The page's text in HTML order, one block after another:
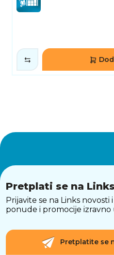
Pretplati se na
Prijavite se na Links
ponude i promocije izravno
Pretplatite se